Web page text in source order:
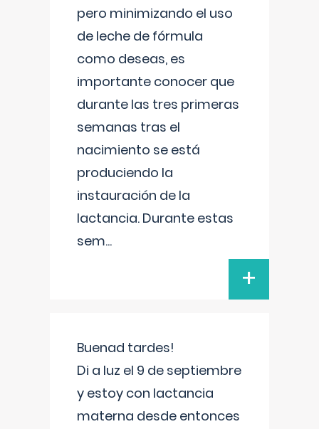
pero minimizando el uso
de leche de fórmula
como deseas, es
importante conocer que
durante las tres primeras
semanas tras el
nacimiento se está
produciendo la
instauración de la
lactancia. Durante estas
sem...
+
Buenad tardes!
Di a luz el 9 de septiembre
y estoy con lactancia
materna desde entonces